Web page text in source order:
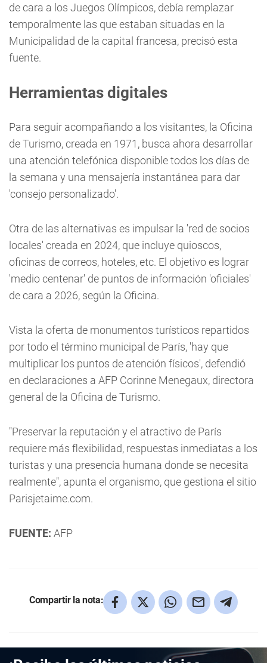
de cara a los Juegos Olímpicos, debía remplazar
temporalmente las que estaban situadas en la
Municipalidad de la capital francesa, precisó esta
fuente.
Herramientas digitales
Para seguir acompañando a los visitantes, la Oficina
de Turismo, creada en 1971, busca ahora desarrollar
una atención telefónica disponible todos los días de
la semana y una mensajería instantánea para dar
'consejo personalizado'.
Otra de las alternativas es impulsar la 'red de socios
locales' creada en 2024, que incluye quioscos,
oficinas de correos, hoteles, etc. El objetivo es lograr
'medio centenar' de puntos de información 'oficiales'
de cara a 2026, según la Oficina.
Vista la oferta de monumentos turísticos repartidos
por todo el término municipal de París, 'hay que
multiplicar los puntos de atención físicos', defendió
en declaraciones a AFP Corinne Menegaux, directora
general de la Oficina de Turismo.
"Preservar la reputación y el atractivo de París
requiere más flexibilidad, respuestas inmediatas a los
turistas y una presencia humana donde se necesita
realmente", apunta el organismo, que gestiona el sitio
Parisjetaime.com.
FUENTE: AFP
Compartir la nota: